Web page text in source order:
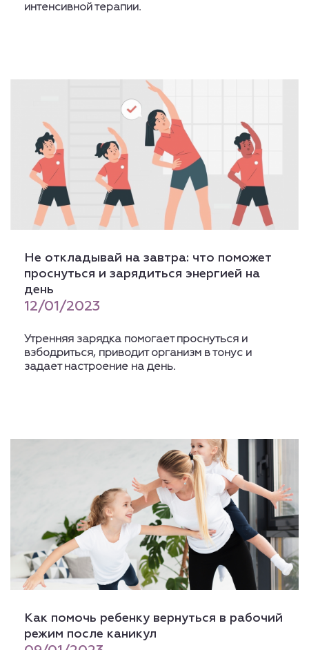
интенсивной терапии.
Не откладывай на завтра: что поможет
проснуться и зарядиться энергией на
день
12/01/2023
Утренняя зарядка помогает проснуться и
взбодриться, приводит организм в тонус и
задает настроение на день.
Как помочь ребенку вернуться в рабочий
режим после каникул